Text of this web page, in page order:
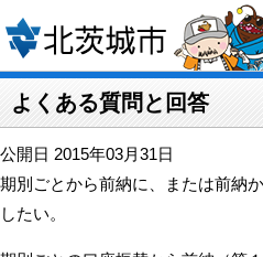
よくある質問と回答
公開日 2015年03月31日
期別ごとから前納に、または前納
したい。